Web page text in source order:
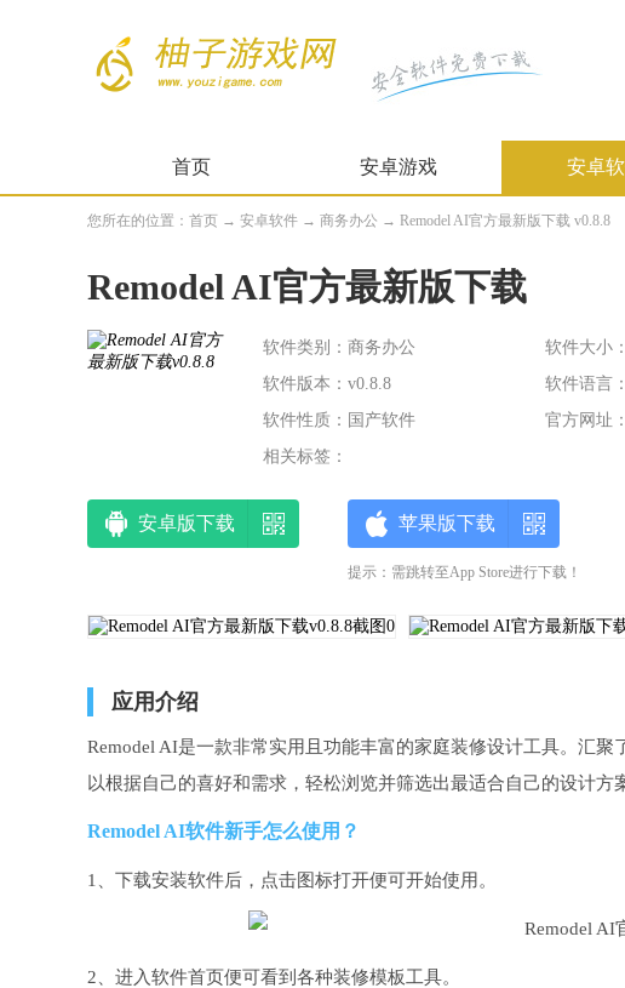
首页 安卓游戏 安卓
您所在的位置： 首页 → 安卓软件 → 商务办公 → Remodel AI官方最新版下载 v0.8.8
Remodel AI官方最新版下载
软件类别：商务办公 软件大小
软件版本：v0.8.8
软件语言
软件性质：国产软件
官方网址：
相关标签：
安卓版下载 苹果版下载
提示：需跳转至App Store进行下载！
应用介绍
Remodel AI是一款非常实用且功能丰富的家庭装修设计工具。汇
以根据自己的喜好和需求，轻松浏览并筛选出最适合自己的设计方
Remodel AI软件新手怎么使用？
1、下载安装软件后，点击图标打开便可开始使用。
2、进入软件首页便可看到各种装修模板工具。